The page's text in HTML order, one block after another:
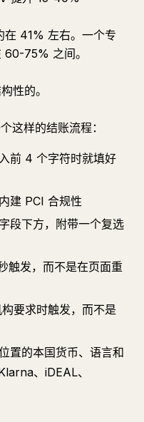
41% 左右。一个专
75% 之间。
性的。
这样的结账流程：
前 4 个字符时就填好
建 PCI 合规性
段下方，附带一个复选
触发，而不是在页面重
要求时触发，而不是
置的本国货币、语言和
、iDEAL、